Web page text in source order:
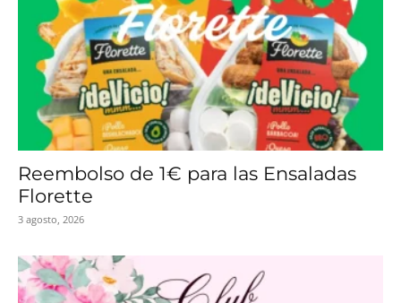
Reembolso de 1€ para las Ensaladas
Florette
3 agosto, 2026